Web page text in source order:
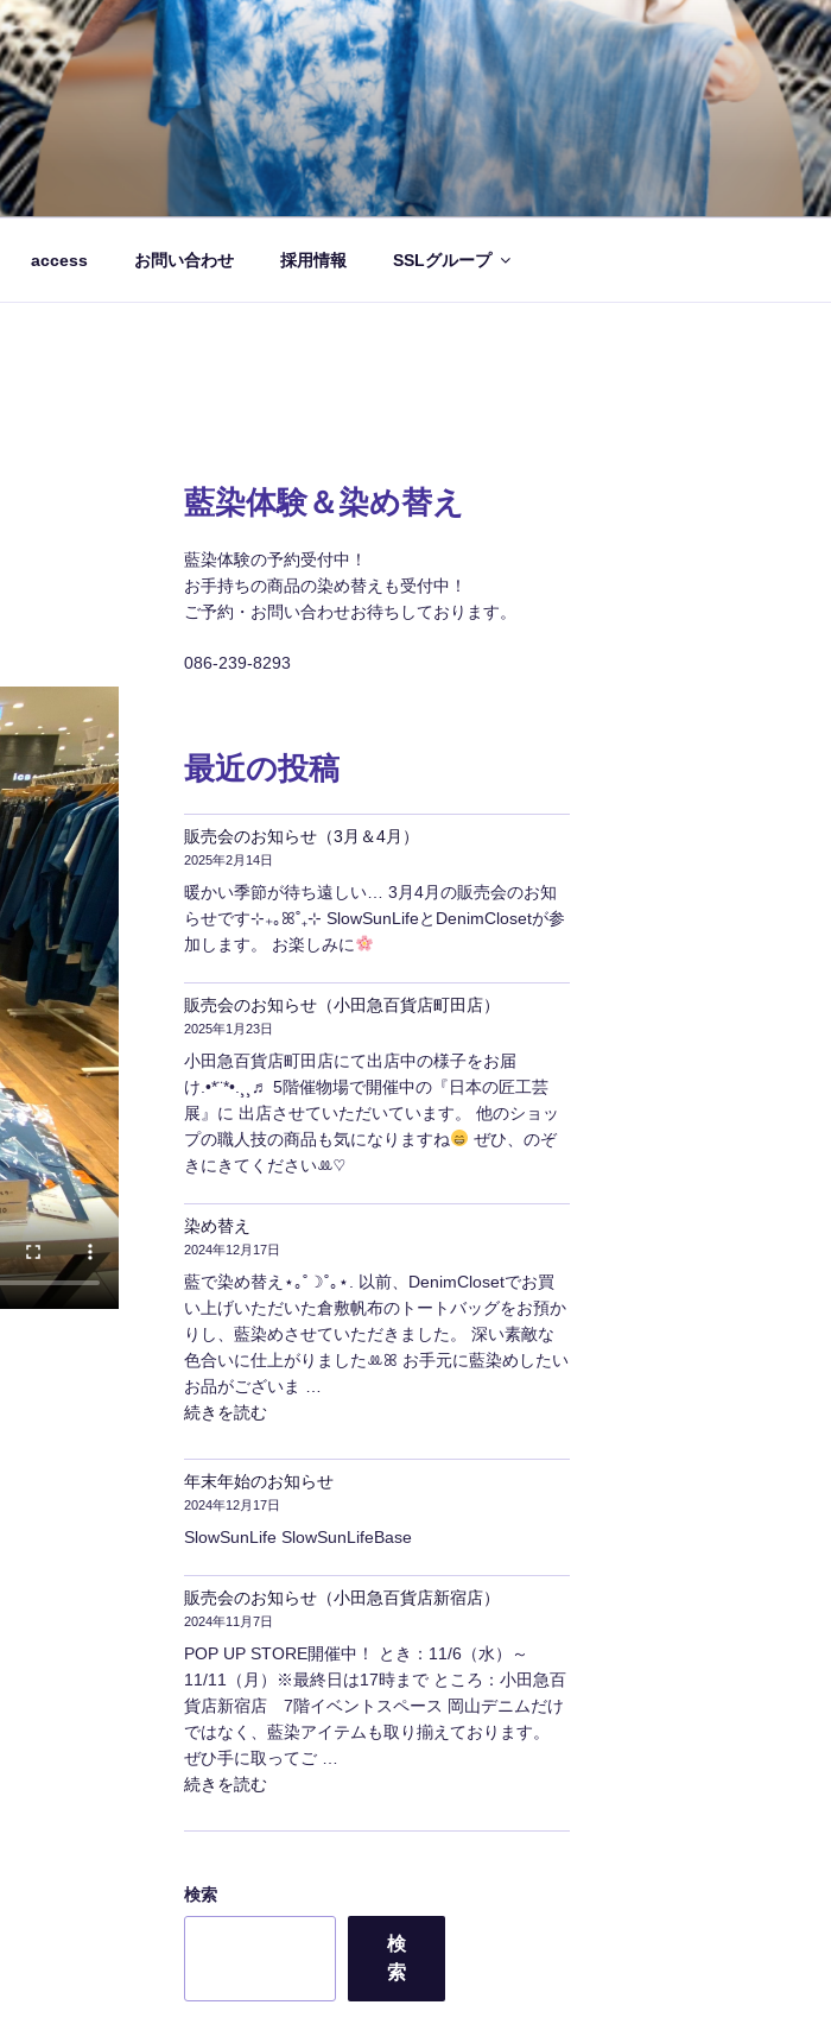
access お問い合わせ 採用情報 SSLグループ
藍染体験＆染め替え
藍染体験の予約受付中！
お手持ちの商品の染め替えも受付中！
ご予約・お問い合わせお待ちしております。
086-239-8293
最近の投稿
販売会のお知らせ（3月＆4月）
2025年2月14日
暖かい季節が待ち遠しい… 3月4月の販売会のお知
らせです⊹₊｡ꕤ˚₊⊹ SlowSunLifeとDenimClosetが参
加します。 お楽しみに
販売会のお知らせ（小田急百貨店町田店）
2025年1月23日
小田急百貨店町田店にて出店中の様子をお届
け.•*¨*•.¸¸♬ 5階催物場で開催中の『日本の匠工芸
展』に 出店させていただいています。 他のショッ
プの職人技の商品も気になりますね
ぜひ、のぞ
きにきてくださいꔛ‬♡
染め替え
2024年12月17日
藍で染め替え⋆｡˚☽˚｡⋆. 以前、DenimClosetでお買
い上げいただいた倉敷帆布のトートバッグをお預か
りし、藍染めさせていただきました。 深い素敵な
色合いに仕上がりましたꔛ‬ꕤ お手元に藍染めしたい
お品がございま …
"染
替
え"
の
続きを読む
年末年始のお知らせ
2024年12月17日
SlowSunLife SlowSunLifeBase
販売会のお知らせ（小田急百貨店新宿店）
2024年11月7日
POP UP STORE開催中！ とき：11/6（水）～
11/11（月）※最終日は17時まで ところ：小田急百
貨店新宿店 7階イベントスペース 岡山デニムだけ
ではなく、藍染アイテムも取り揃えております。
ぜひ手に取ってご …
"販
会
お
知
続きを読む
検索
検
索